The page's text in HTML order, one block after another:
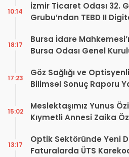
İzmir Ticaret Odası 32.
Grubu’ndan TEBD II
10:14
Bursa İdare
Bursa Odası Genel
18:17
Göz Sağlığı ve
Bilimsel Sonuç Raporu
17:23
Meslektaşımız Yunus
Kıymetli Annesi Zaika
15:02
Optik Sektöründe Yeni
Faturalarda ÜTS
13:17